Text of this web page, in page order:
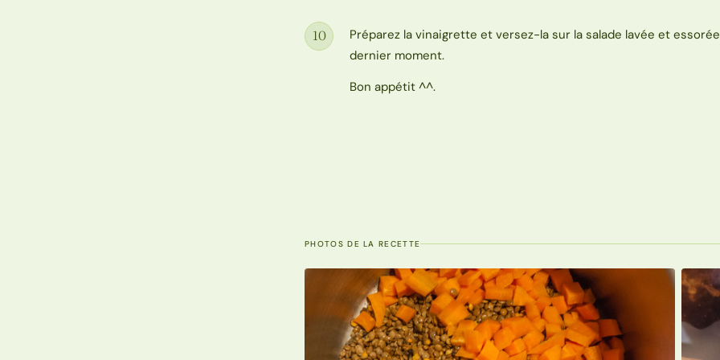
Étape
10
Préparez la vinaigrette et versez-la sur la salade lavée et
dernier moment.
Bon appétit ^^.
PHOTOS DE LA RECETTE